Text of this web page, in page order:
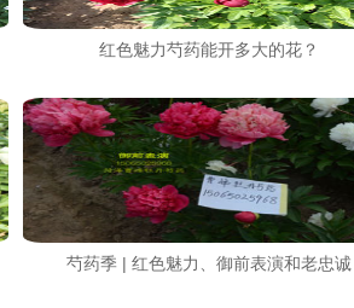
红色魅力芍药能开多大的花？
芍药季 | 红色魅力、御前表演和老忠诚